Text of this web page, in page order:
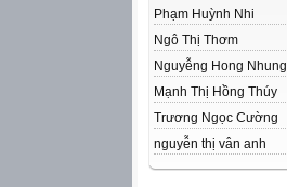
Phạm Huỳnh Nhi
Ngô Thị Thơm
Nguyễng Hong Nhung
Mạnh Thị Hồng Thúy
Trương Ngọc Cường
nguyễn thị vân anh